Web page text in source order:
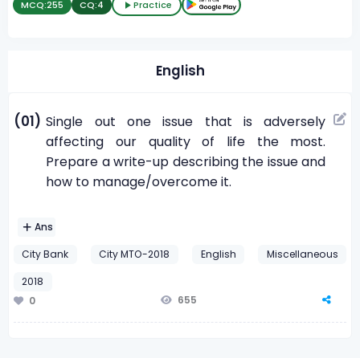
MCQ:255 CQ:4 Practice
English
(01) Single out one issue that is adversely
affecting our quality of life the most.
Prepare a write-up describing the issue and
how to manage/overcome it.
Ans
City Bank
City MTO-2018 English
Miscellaneous
2018
0
655